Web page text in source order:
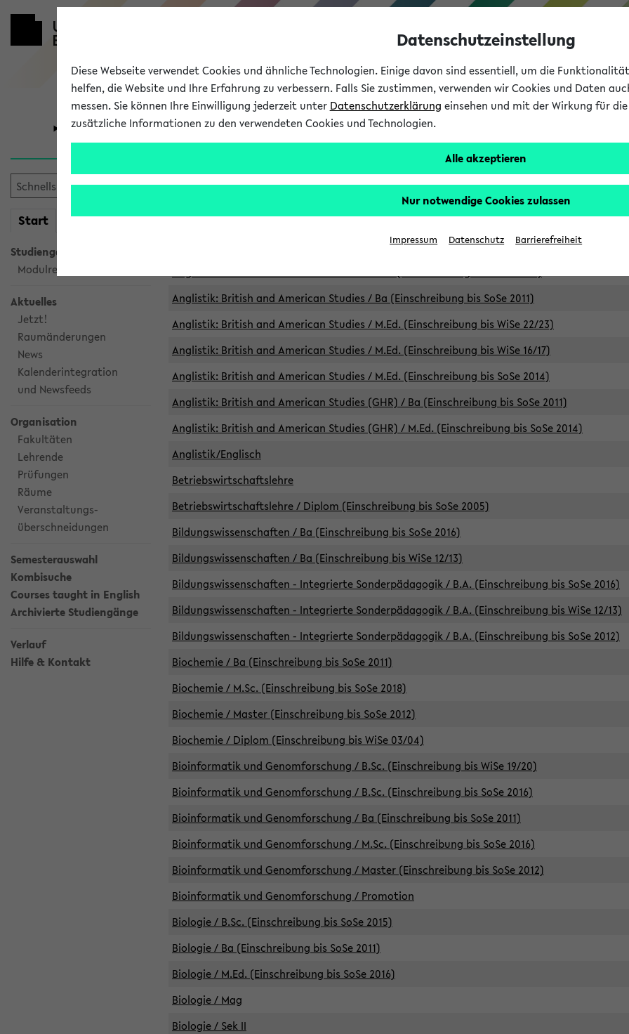
Universität Forschung Studium
Start meineKVV
Studiengangsauswahl
Modulrecherche
Aktuelles
Jetzt!
Raumänderungen
News
Kalenderintegration
und Newsfeeds
Organisation
Fakultäten
Lehrende
Prüfungen
Räume
Veranstaltungs-
überschneidungen
Semesterauswahl
Kombisuche
Courses taught in English
Archivierte Studiengänge
Verlauf
Hilfe & Kontakt
Archivierte Studiengänge
Anglistik: British and American Studies / B.A. (Einschreibung bis WiSe 16/17)
Anglistik: British and American Studies / B.A. (Einschreibung bis SoSe 2015)
Anglistik: British and American Studies / Ba (Einschreibung bis SoSe 2011)
Anglistik: British and American Studies / M.Ed. (Einschreibung bis WiSe 22/23)
Anglistik: British and American Studies / M.Ed. (Einschreibung bis WiSe 16/17)
Anglistik: British and American Studies / M.Ed. (Einschreibung bis SoSe 2014)
Anglistik: British and American Studies (GHR) / Ba (Einschreibung bis SoSe 2011)
Anglistik: British and American Studies (GHR) / M.Ed. (Einschreibung bis SoSe 2014)
Anglistik/Englisch
Betriebswirtschaftslehre
Betriebswirtschaftslehre / Diplom (Einschreibung bis SoSe 2005)
Bildungswissenschaften / Ba (Einschreibung bis SoSe 2016)
Bildungswissenschaften / Ba (Einschreibung bis WiSe 12/13)
Bildungswissenschaften - Integrierte Sonderpädagogik / B.A. (Einschreibung bis SoSe 2016)
Bildungswissenschaften - Integrierte Sonderpädagogik / B.A. (Einschreibung bis WiSe 12/13)
Bildungswissenschaften - Integrierte Sonderpädagogik / B.A. (Einschreibung bis SoSe 2012)
Biochemie / Ba (Einschreibung bis SoSe 2011)
Biochemie / M.Sc. (Einschreibung bis SoSe 2018)
Biochemie / Master (Einschreibung bis SoSe 2012)
Biochemie / Diplom (Einschreibung bis WiSe 03/04)
Bioinformatik und Genomforschung / B.Sc. (Einschreibung bis WiSe 19/20)
Bioinformatik und Genomforschung / B.Sc. (Einschreibung bis SoSe 2016)
Bioinformatik und Genomforschung / Ba (Einschreibung bis SoSe 2011)
Bioinformatik und Genomforschung / M.Sc. (Einschreibung bis SoSe 2016)
Bioinformatik und Genomforschung / Master (Einschreibung bis SoSe 2012)
Bioinformatik und Genomforschung / Promotion
Biologie / B.Sc. (Einschreibung bis SoSe 2015)
Biologie / Ba (Einschreibung bis SoSe 2011)
Biologie / M.Ed. (Einschreibung bis SoSe 2016)
Biologie / Mag
Biologie / Sek II
Datenschutzeinstellung
Diese Webseite verwendet Cookies und ähnliche Technologien. Einige davon sind essentiell, um die
helfen, die Website und Ihre Erfahrung zu verbessern. Falls Sie zustimmen, verwenden wir Cookies und Daten
messen. Sie können Ihre Einwilligung jederzeit unter Datenschutzerklärung einsehen und mit der Wirkung für
zusätzliche Informationen zu den verwendeten Cookies und Technologien.
Alle akzeptieren
Nur notwendige Cookies zulassen
Impressum Datenschutz Barrierefreiheit